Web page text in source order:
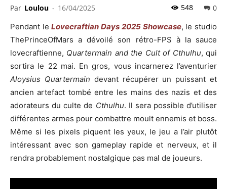
Par Loulou - 16/04/2025 0
548
Pendant leLovecraftian Days 2025 Showcase, le studio
ThePrinceOfMars a dévoilé son rétro-FPS à la sauce
lovecraftienne, Quartermain and the Cult of Cthulhu, qui
sortira le 22 mai. En gros, vous incarnerez l’aventurier
Aloysius Quartermain devant récupérer un puissant et
ancien artefact tombé entre les mains des nazis et des
adorateurs du culte de Cthulhu. Il sera possible d’utiliser
différentes armes pour combattre moult ennemis et boss.
Même si les pixels piquent les yeux, le jeu a l’air plutôt
intéressant avec son gameplay rapide et nerveux, et il
rendra probablement nostalgique pas mal de joueurs.